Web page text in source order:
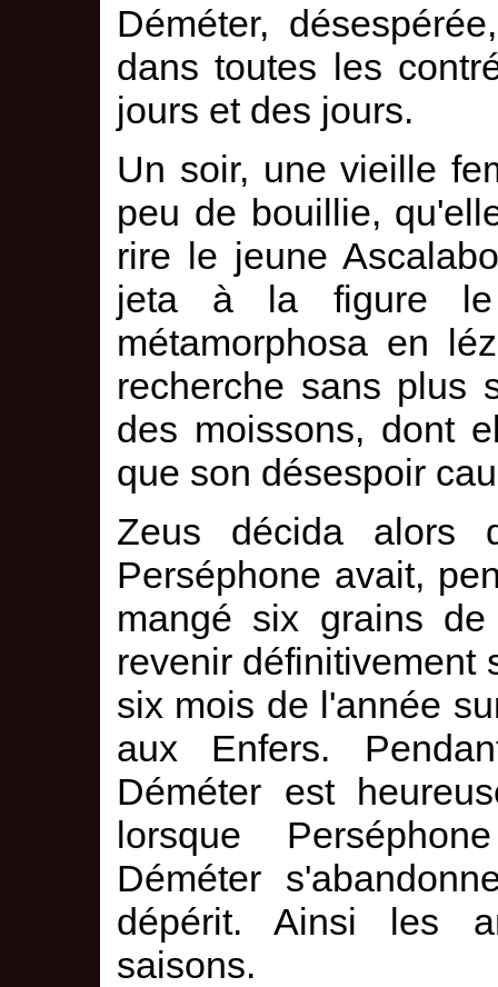
Déméter,
dans toutes les
jours et des jours.
Un soir, une vieille
peu de bouillie,
rire le jeune
jeta à la figure
métamorphosa en
recherche sans plus
des moissons, dont
que son désespoir
Zeus décida alors
Perséphone avait,
mangé six grains
revenir définitivement
six mois de l'année
aux Enfers.
Déméter est
lorsque
Déméter
dépérit. Ainsi les
saisons.